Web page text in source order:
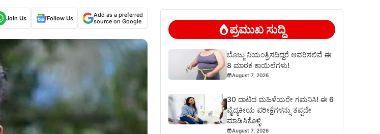
Join Us Follow Us
Add as a preferred
source on Google
ಪ್ರಮುಖ ಸುದ್ದಿ
ಬೊಜ್ಜು ನಿಯಂತ್ರಿಸದಿದ್ದರೆ ಆವರಿಸಲಿವೆ ಈ
8 ಮಾರಕ ಕಾಯಿಲೆಗಳು!
August 7, 2026
30 ದಾಟಿದ ಮಹಿಳೆಯರೇ ಗಮನಿಸಿ! ಈ 6
ವೈದ್ಯಕೀಯ ಪರೀಕ್ಷೆಗಳನ್ನು ತಪ್ಪದೇ
ಮಾಡಿಸಿಕೊಳ್ಳಿ
August 7, 2026